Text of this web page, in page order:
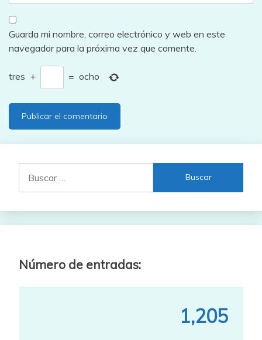
Guarda mi nombre, correo electrónico y web en este
navegador para la próxima vez que comente.
tres + = ocho
Número de entradas:
1,205